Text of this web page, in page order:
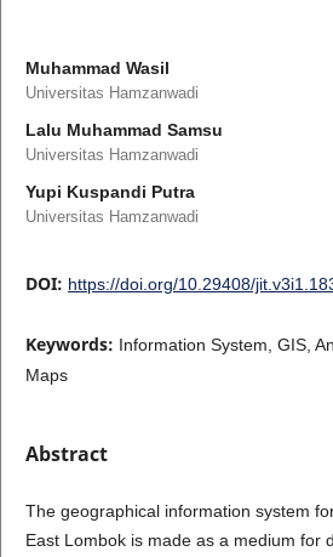
Muhammad Wasil
Universitas Hamzanwadi
Lalu Muhammad Samsu
Universitas Hamzanwadi
Yupi Kuspandi Putra
Universitas Hamzanwadi
DOI: https://doi.org/10.29408/
Keywords: Information System, GIS,
Maps
Abstract
The geographical information system
East Lombok is made as a medium for